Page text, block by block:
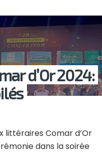
d’Or 2024:
littéraires Comar d’Or
dans la soirée